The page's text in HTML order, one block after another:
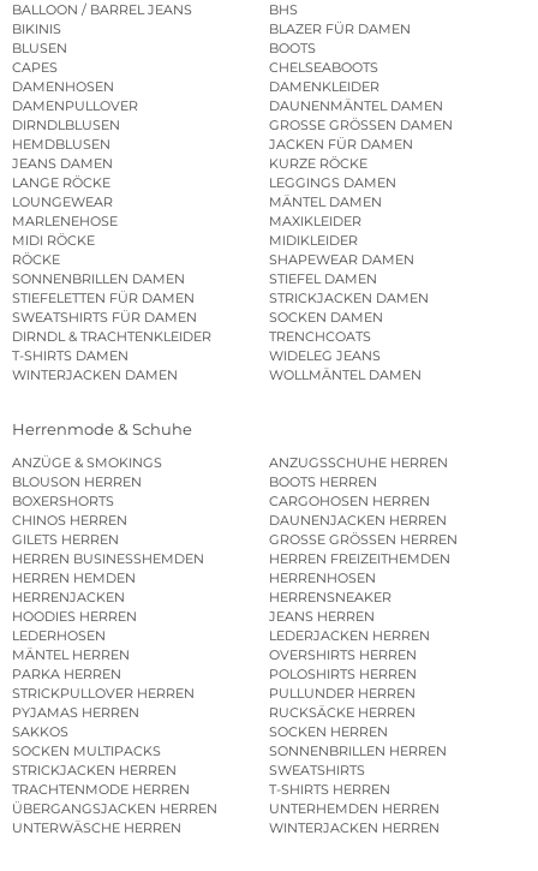
BALLOON / BARREL JEANS
BHS
BIKINIS
BLAZER FÜR DAMEN
BLUSEN
BOOTS
CAPES
CHELSEABOOTS
DAMENHOSEN
DAMENKLEIDER
DAMENPULLOVER
DAUNENMÄNTEL DAMEN
DIRNDLBLUSEN
GROSSE GRÖSSEN DAMEN
HEMDBLUSEN
JACKEN FÜR DAMEN
JEANS DAMEN
KURZE RÖCKE
LANGE RÖCKE
LEGGINGS DAMEN
LOUNGEWEAR
MÄNTEL DAMEN
MARLENEHOSE
MAXIKLEIDER
MIDI RÖCKE
MIDIKLEIDER
RÖCKE
SHAPEWEAR DAMEN
SONNENBRILLEN DAMEN
STIEFEL DAMEN
STIEFELETTEN FÜR DAMEN
STRICKJACKEN DAMEN
SWEATSHIRTS FÜR DAMEN
SOCKEN DAMEN
DIRNDL & TRACHTENKLEIDER
TRENCHCOATS
T-SHIRTS DAMEN
WIDELEG JEANS
WINTERJACKEN DAMEN
WOLLMÄNTEL DAMEN
Herrenmode & Schuhe
ANZÜGE & SMOKINGS
ANZUGSSCHUHE HERREN
BLOUSON HERREN
BOOTS HERREN
BOXERSHORTS
CARGOHOSEN HERREN
CHINOS HERREN
DAUNENJACKEN HERREN
GILETS HERREN
GROSSE GRÖSSEN HERREN
HERREN BUSINESSHEMDEN
HERREN FREIZEITHEMDEN
HERREN HEMDEN
HERRENHOSEN
HERRENJACKEN
HERRENSNEAKER
HOODIES HERREN
JEANS HERREN
LEDERHOSEN
LEDERJACKEN HERREN
MÄNTEL HERREN
OVERSHIRTS HERREN
PARKA HERREN
POLOSHIRTS HERREN
STRICKPULLOVER HERREN
PULLUNDER HERREN
PYJAMAS HERREN
RUCKSÄCKE HERREN
SAKKOS
SOCKEN HERREN
SOCKEN MULTIPACKS
SONNENBRILLEN HERREN
STRICKJACKEN HERREN
SWEATSHIRTS
TRACHTENMODE HERREN
T-SHIRTS HERREN
ÜBERGANGSJACKEN HERREN
UNTERHEMDEN HERREN
UNTERWÄSCHE HERREN
WINTERJACKEN HERREN